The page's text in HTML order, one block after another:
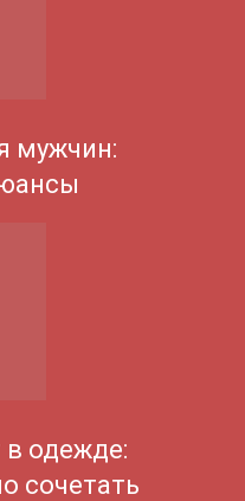
мужчин:
одежде:
сочетать